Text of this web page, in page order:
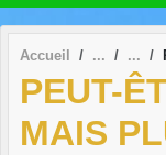
Accueil
PEUT-
MAIS